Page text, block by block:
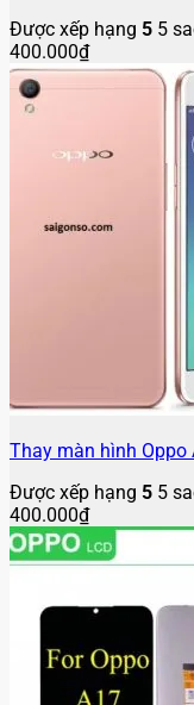
Được xếp hạng 5 5
400.000₫
Thay màn hình Oppo
Được xếp hạng 5 5
400.000₫